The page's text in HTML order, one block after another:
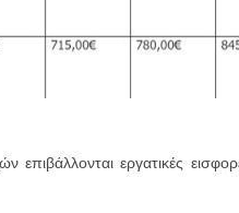
εργατικές